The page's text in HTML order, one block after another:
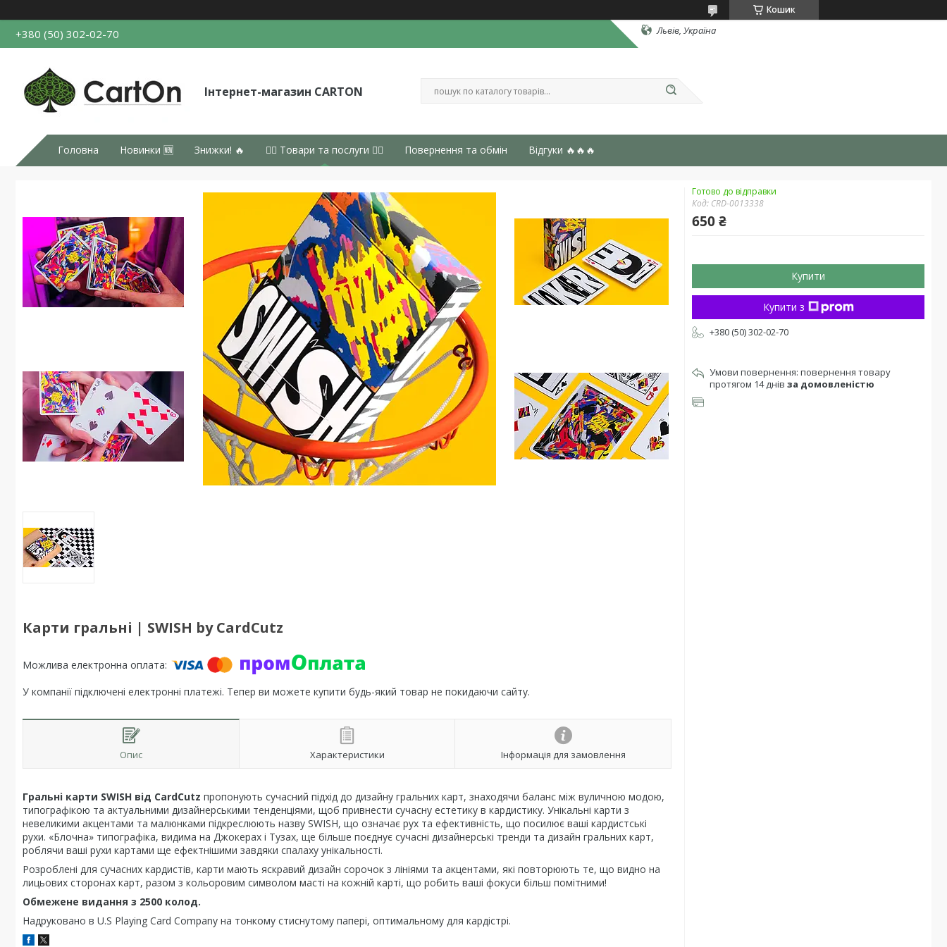
Кошик
+380 (50) 302-02-70 Львів, Україна
Інтернет-магазин CARTON
Головна Новинки 🆕 Знижки! 🔥 👉🏻 Товари та послуги 👈🏻 Повернення та обмін Відгуки 🔥🔥🔥
Карти гральні | SWISH by CardCutz
У компанії підключені електронні платежі. Тепер ви можете купити будь-який товар не покидаючи сайту.
Опис Характеристики Інформація для замовлення
Гральні карти SWISH від CardCutz пропонують сучасний підхід до дизайну гральних карт, знаходячи баланс між вуличною модою,
типографікою та актуальними дизайнерськими тенденціями, щоб привнести сучасну естетику в кардистику. Унікальні карти з
невеликими акцентами та малюнками підкреслюють назву SWISH, що означає рух та ефективність, що посилює ваші кардистські
рухи. «Блочна» типографіка, видима на Джокерах і Тузах, ще більше поєднує сучасні дизайнерські тренди та дизайн гральних карт,
роблячи ваші рухи картами ще ефектнішими завдяки спалаху унікальності.
Розроблені для сучасних кардистів, карти мають яскравий дизайн сорочок з лініями та акцентами, які повторюють те, що видно на
лицьових сторонах карт, разом з кольоровим символом масті на кожній карті, що робить ваші фокуси більш помітними!
Обмежене видання з 2500 колод.
Надруковано в U.S Playing Card Company на тонкому стиснутому папері, оптимальному для кардістрі.
Готово до відправки
Код: CRD-0013338
650 ₴
Купити
Купити з
+380 (50) 302-02-70
повернення товару
протягом 14 днів за домовленістю